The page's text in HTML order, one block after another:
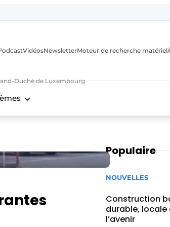
Duché de Luxembourg
VidéosNewsletterMoteur de recherche
Populaire
NOUVELLES
Construction
durable, locale
l’avenir